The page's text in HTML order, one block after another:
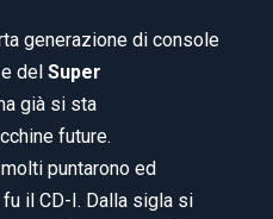
generazione di console
e del Super
già si sta
future.
puntarono ed
il CD-I. Dalla sigla si